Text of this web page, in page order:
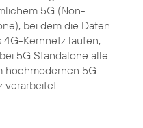
5G (Non-
bei dem die Daten
4G-Kernnetz laufen,
5G Standalone alle
hochmodernen 5G-
verarbeitet.